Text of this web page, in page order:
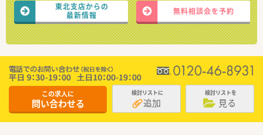
東北支店からの
最新情報
無料相談会を予約
この求人に
問い合わせる
検討リストに
追加
検討リストを
見る